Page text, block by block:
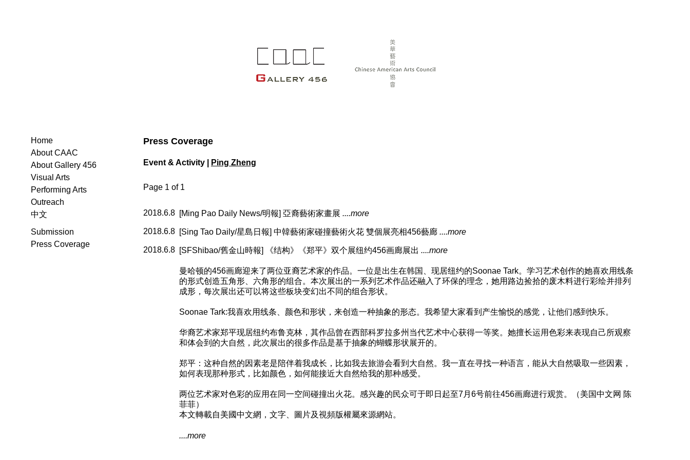
Press Coverage
Event & Activity | Ping Zheng
Page 1 of 1
2018.6.8 [Ming Pao Daily News/明報] 亞裔藝術家畫展 ....more
2018.6.8 [Sing Tao Daily/星島日報] 中韓藝術家碰撞藝術火花 雙個展亮相456藝廊 ....more
2018.6.8 [SFShibao/舊金山時報] 《结构》《郑平》双个展纽约456画廊展出 ....more
曼哈顿的456画廊迎来了两位亚裔艺术家的作品。一位是出生在韩国、现居纽约的Soonae Tark。学习艺术创作的她喜欢用线条
的形式创造五角形、六角形的组合。本次展出的一系列艺术作品还融入了环保的理念，她用路边捡拾的废木料进行彩绘并排列
成形，每次展出还可以将这些板块变幻出不同的组合形状。
Soonae Tark:我喜欢用线条、颜色和形状，来创造一种抽象的形态。我希望大家看到产生愉悦的感觉，让他们感到快乐。
华裔艺术家郑平现居纽约布鲁克林，其作品曾在西部科罗拉多州当代艺术中心获得一等奖。她擅长运用色彩来表现自己所观察
和体会到的大自然，此次展出的很多作品是基于抽象的蝴蝶形状展开的。
郑平：这种自然的因素老是陪伴着我成长，比如我去旅游会看到大自然。我一直在寻找一种语言，能从大自然吸取一些因素，
如何表现那种形式，比如颜色，如何能接近大自然给我的那种感受。
两位艺术家对色彩的应用在同一空间碰撞出火花。感兴趣的民众可于即日起至7月6号前往456画廊进行观赏。（美国中文网 陈
菲菲）
本文轉載自美國中文網，文字、圖片及視頻版權屬來源網站。
....more
Home
About CAAC
About Gallery 456
Visual Arts
Performing Arts
Outreach
中文
Submission
Press Coverage